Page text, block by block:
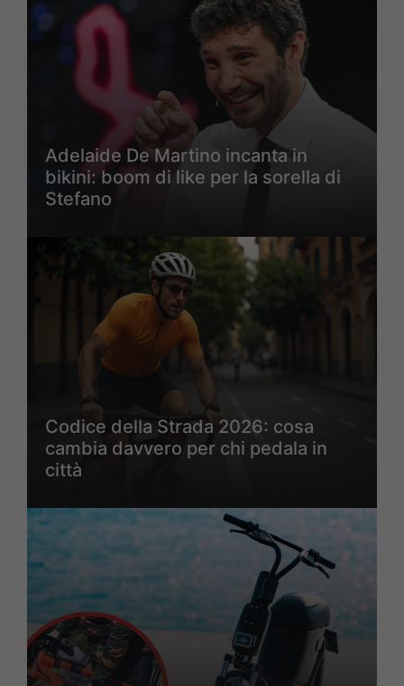
Adelaide De Martino incanta in
bikini: boom di like per la sorella di
Stefano
Codice della Strada 2026: cosa
cambia davvero per chi pedala in
città